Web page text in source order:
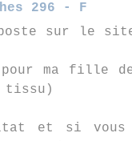
296 - F
sur le
ma fille
tissu)
et si vous